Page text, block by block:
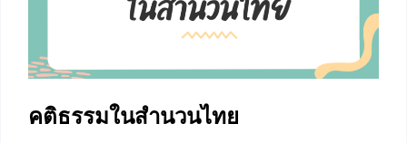
คติธรรมในสำนวนไทย